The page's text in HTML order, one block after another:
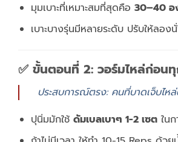
มุมเบาะที่เหมาะสมที่สุดคือ 30–40 อ
เบาะบางรุ่นมีหลายระดับ ปรับให้ลอ
✅ ขั้นตอนที่ 2: วอร์มไหล่ก่อน
ประสบการณ์ตรง: คนที่บาดเจ็บไห
ปุนิ่มมักใช้ ดัมเบลเบาๆ 1-2 เซตในก